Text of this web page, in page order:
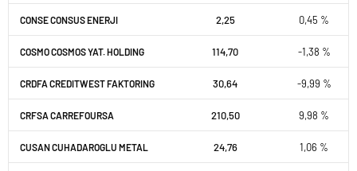
CONSE CONSUS ENERJI 2,25 0,45 %
COSMO COSMOS YAT. HOLDING 114,70 -1,38 %
CRDFA CREDITWEST FAKTORING 30,64 -9,99 %
CRFSA CARREFOURSA 210,50 9,98 %
CUSAN CUHADAROGLU METAL 24,76 1,06 %